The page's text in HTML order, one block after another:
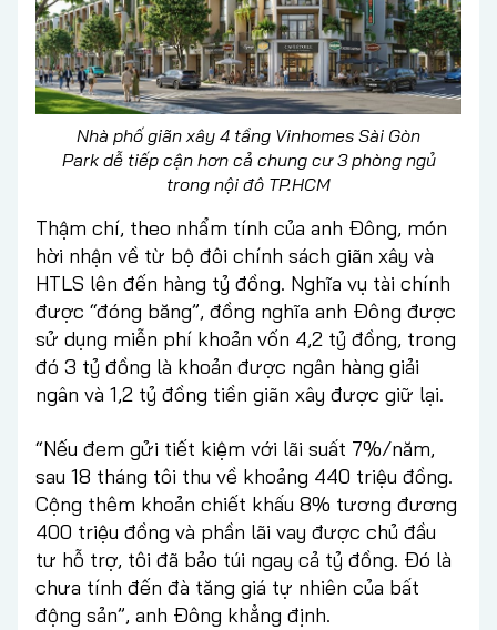
Nhà phố giãn xây 4 tầng Vinhomes Sài Gòn
Park dễ tiếp cận hơn cả chung cư 3 phòng ngủ
trong nội đô TP.HCM
Thậm chí, theo nhẩm tính của anh Đông, món
hời nhận về từ bộ đôi chính sách giãn xây và
HTLS lên đến hàng tỷ đồng. Nghĩa vụ tài chính
được “đóng băng”, đồng nghĩa anh Đông được
sử dụng miễn phí khoản vốn 4,2 tỷ đồng, trong
đó 3 tỷ đồng là khoản được ngân hàng giải
ngân và 1,2 tỷ đồng tiền giãn xây được giữ lại.
“Nếu đem gửi tiết kiệm với lãi suất 7%/năm,
sau 18 tháng tôi thu về khoảng 440 triệu đồng.
Cộng thêm khoản chiết khấu 8% tương đương
400 triệu đồng và phần lãi vay được chủ đầu
tư hỗ trợ, tôi đã bảo túi ngay cả tỷ đồng. Đó là
chưa tính đến đà tăng giá tự nhiên của bất
động sản”, anh Đông khẳng định.